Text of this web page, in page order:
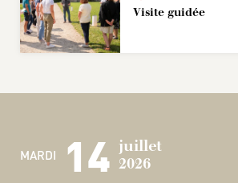
Visite guidée
MARDI 14 juillet
2026